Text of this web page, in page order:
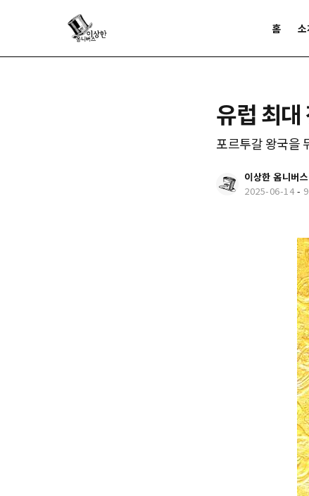
홈 소
유럽 최
포르투갈 왕국을
이상한 옴니버스
2025-06-14-